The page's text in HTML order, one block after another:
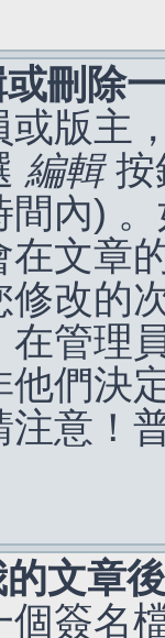
刪除
或版主
編輯按
間內)
文章
改的
在管理
們決
注意！
文章
個簽名